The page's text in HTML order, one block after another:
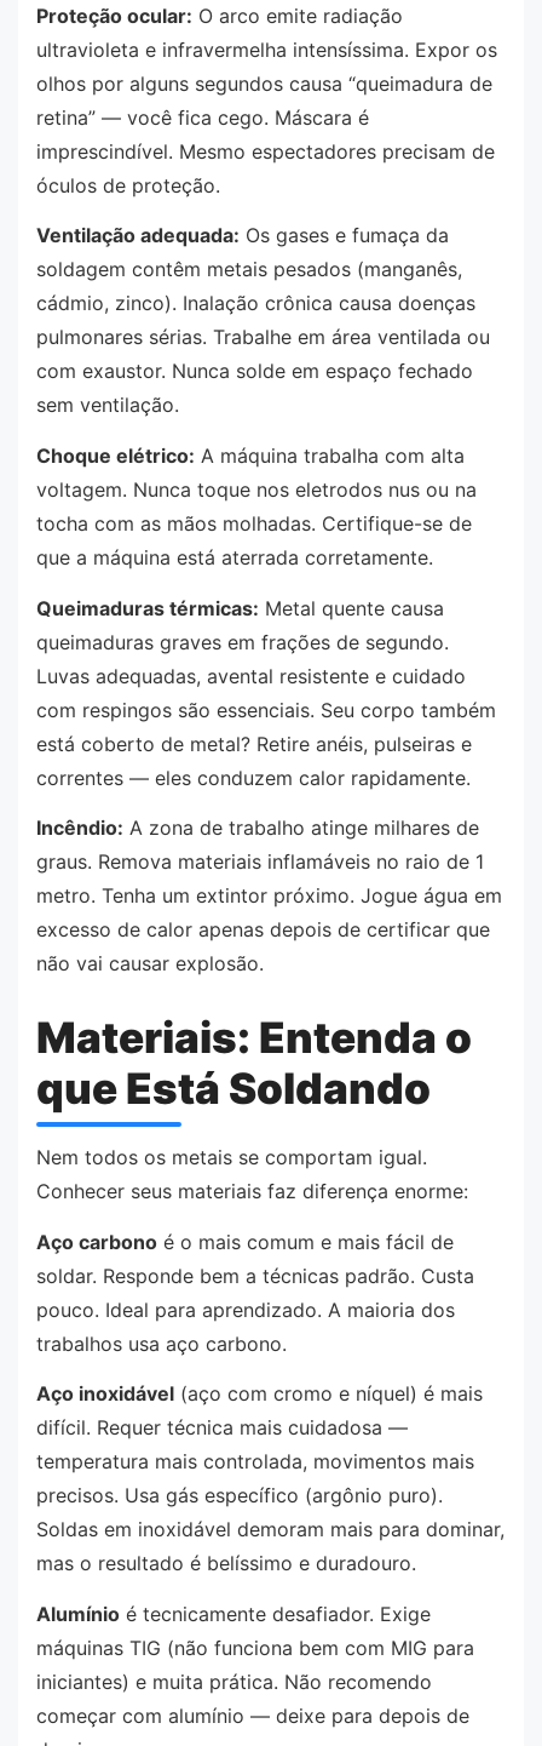
Proteção ocular: O arco emite radiação
ultravioleta e infravermelha intensíssima. Expor os
olhos por alguns segundos causa “queimadura de
retina” — você fica cego. Máscara é
imprescindível. Mesmo espectadores precisam de
óculos de proteção.
Ventilação adequada: Os gases e fumaça da
soldagem contêm metais pesados (manganês,
cádmio, zinco). Inalação crônica causa doenças
pulmonares sérias. Trabalhe em área ventilada ou
com exaustor. Nunca solde em espaço fechado
sem ventilação.
Choque elétrico: A máquina trabalha com alta
voltagem. Nunca toque nos eletrodos nus ou na
tocha com as mãos molhadas. Certifique-se de
que a máquina está aterrada corretamente.
Queimaduras térmicas: Metal quente causa
queimaduras graves em frações de segundo.
Luvas adequadas, avental resistente e cuidado
com respingos são essenciais. Seu corpo também
está coberto de metal? Retire anéis, pulseiras e
correntes — eles conduzem calor rapidamente.
Incêndio: A zona de trabalho atinge milhares de
graus. Remova materiais inflamáveis no raio de 1
metro. Tenha um extintor próximo. Jogue água em
excesso de calor apenas depois de certificar que
não vai causar explosão.
Materiais: Entenda o
que Está Soldando
Nem todos os metais se comportam igual.
Conhecer seus materiais faz diferença enorme:
Aço carbono é o mais comum e mais fácil de
soldar. Responde bem a técnicas padrão. Custa
pouco. Ideal para aprendizado. A maioria dos
trabalhos usa aço carbono.
Aço inoxidável (aço com cromo e níquel) é mais
difícil. Requer técnica mais cuidadosa —
temperatura mais controlada, movimentos mais
precisos. Usa gás específico (argônio puro).
Soldas em inoxidável demoram mais para dominar,
mas o resultado é belíssimo e duradouro.
Alumínio é tecnicamente desafiador. Exige
máquinas TIG (não funciona bem com MIG para
iniciantes) e muita prática. Não recomendo
começar com alumínio — deixe para depois de